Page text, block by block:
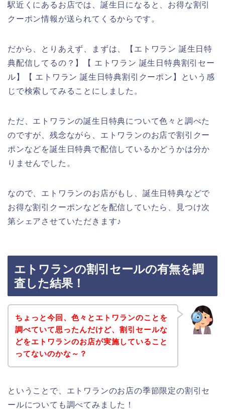
駅近くにあるお店では、誕生日になると、お得な割引
クーポン情報が送られてくるからです。
だから、とりあえず、まずは、【エトワラン 誕生日特
典配信してるの？】【 エトワラン 誕生日特典割引セー
ル】【 エトワラン 誕生日特典割引クーポン】という感
じで検索してみることにしました。
ただ、エトワランの誕生日特典について色々と調べた
のですが、残念ながら、エトワランのお店で割引クー
ポンなどを誕生日特典で配信しているかどうかは分か
りませんでした。
なので、エトワランのお店がもし、誕生日特典などで
お得な割引クーポンなどを配信していたら、見つけ次
第シェアさせていただきます♪
エトワランの割引セールの有無を調
査した結果！
ちょっと今回、色々とエトワランのことを
調べていて思ったんだけど、割引セールな
どをエトワランのお店が実施していること
ってないのかな～？
ということで、エトワランのお店の季節限定の割引セ
ールについても調べてみました！